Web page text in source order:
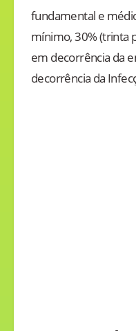
fundamental e
mínimo, 30% (trinta
em decorrência da
decorrência da